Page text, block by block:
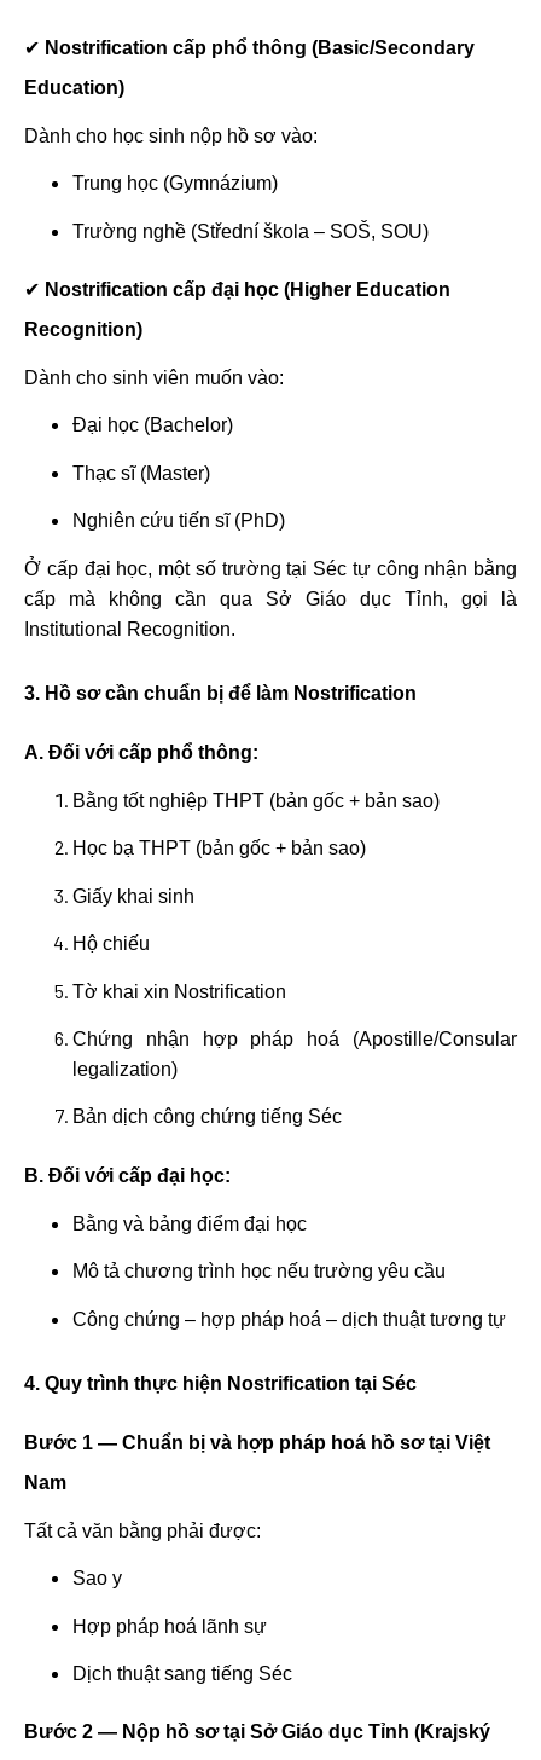
✔ Nostrification cấp phổ thông (Basic/Secondary
Education)
Dành cho học sinh nộp hồ sơ vào:
Trung học (Gymnázium)
Trường nghề (Střední škola – SOŠ, SOU)
✔ Nostrification cấp đại học (Higher Education
Recognition)
Dành cho sinh viên muốn vào:
Đại học (Bachelor)
Thạc sĩ (Master)
Nghiên cứu tiến sĩ (PhD)
Ở cấp đại học, một số trường tại Séc tự công nhận bằng
cấp mà không cần qua Sở Giáo dục Tỉnh, gọi là
Institutional Recognition.
3. Hồ sơ cần chuẩn bị để làm Nostrification
A. Đối với cấp phổ thông:
Bằng tốt nghiệp THPT (bản gốc + bản sao)
Học bạ THPT (bản gốc + bản sao)
Giấy khai sinh
Hộ chiếu
Tờ khai xin Nostrification
Chứng nhận hợp pháp hoá (Apostille/Consular
legalization)
Bản dịch công chứng tiếng Séc
B. Đối với cấp đại học:
Bằng và bảng điểm đại học
Mô tả chương trình học nếu trường yêu cầu
Công chứng – hợp pháp hoá – dịch thuật tương tự
4. Quy trình thực hiện Nostrification tại Séc
Bước 1 — Chuẩn bị và hợp pháp hoá hồ sơ tại Việt
Nam
Tất cả văn bằng phải được:
Sao y
Hợp pháp hoá lãnh sự
Dịch thuật sang tiếng Séc
Bước 2 — Nộp hồ sơ tại Sở Giáo dục Tỉnh (Krajský